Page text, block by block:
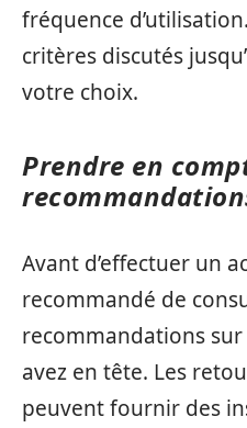
fréquence
critères discutés
votre choix.
Prendre en
Avant d’effectuer un
recommandé de
recommandations
avez en tête. Les
peuvent fournir des